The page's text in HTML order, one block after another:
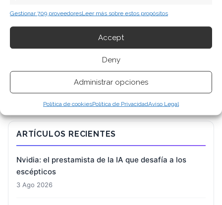
Gestionar 709 proveedoresLeer más sobre estos propósitos
Accept
Deny
Administrar opciones
Política de cookiesPolítica de PrivacidadAviso Legal
ARTÍCULOS RECIENTES
Nvidia: el prestamista de la IA que desafía a los
escépticos
3 Ago 2026